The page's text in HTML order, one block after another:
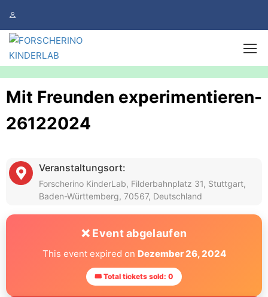
Mit Freunden experimentieren-
26122024
Veranstaltungsort:
Forscherino KinderLab, Filderbahnplatz 31, Stuttgart,
Baden-Württemberg, 70567, Deutschland
❌ Event abgelaufen
This event expired on Dezember 26, 2024
🎟 Total tickets sold: 0